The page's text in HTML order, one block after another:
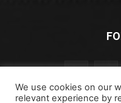
We use cookies on our
relevant experience by